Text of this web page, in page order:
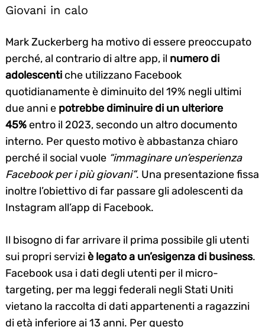
Giovani in calo
Mark Zuckerberg ha motivo di essere preoccupato
perché, al contrario di altre app, il numero di
adolescenti che utilizzano Facebook
quotidianamente è diminuito del 19% negli ultimi
due anni e potrebbe diminuire di un ulteriore
45%entro il 2023, secondo un altro documento
interno. Per questo motivo è abbastanza chiaro
perché il social vuole “immaginare un’esperienza
Facebook per i più giovani”. Una presentazione fissa
inoltre l’obiettivo di far passare gli adolescenti da
Instagram all’app di Facebook.
Il bisogno di far arrivare il prima possibile gli utenti
sui propri serviziè legato a un’esigenza di business.
Facebook usa i dati degli utenti per il micro-
targeting, per ma leggi federali negli Stati Uniti
vietano la raccolta di dati appartenenti a ragazzini
di età inferiore ai 13 anni. Per questo